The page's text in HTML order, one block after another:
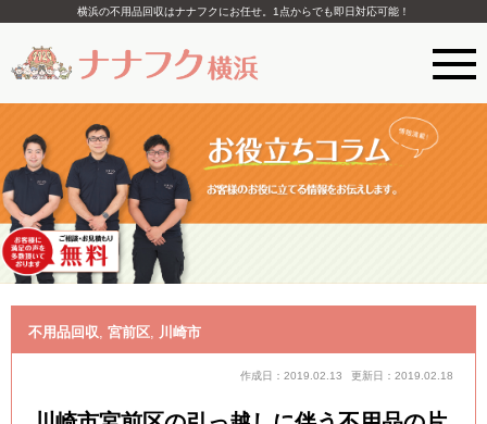
横浜の不用品回収はナナフクにお任せ。1点からでも即日対応可能！
不用品回収, 宮前区, 川崎市
作成日：2019.02.13 更新日：2019.02.18